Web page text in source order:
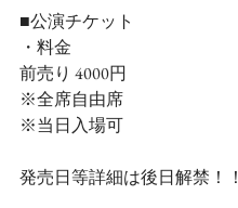
■公演チケット
・料金
前売り 4000円
※全席自由席
※当日入場可
発売日等詳細は後日解禁！！